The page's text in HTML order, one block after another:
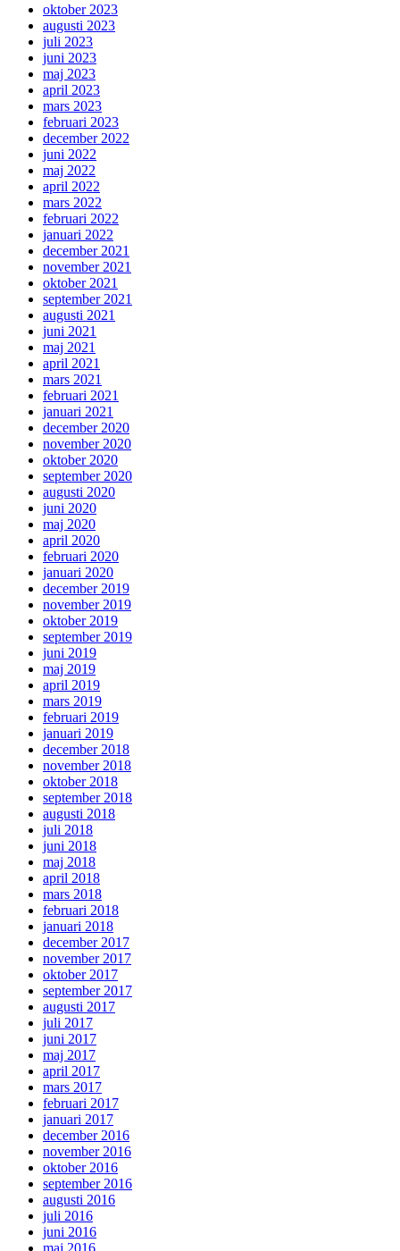
oktober 2023
augusti 2023
juli 2023
juni 2023
maj 2023
april 2023
mars 2023
februari 2023
december 2022
juni 2022
maj 2022
april 2022
mars 2022
februari 2022
januari 2022
december 2021
november 2021
oktober 2021
september 2021
augusti 2021
juni 2021
maj 2021
april 2021
mars 2021
februari 2021
januari 2021
december 2020
november 2020
oktober 2020
september 2020
augusti 2020
juni 2020
maj 2020
april 2020
februari 2020
januari 2020
december 2019
november 2019
oktober 2019
september 2019
juni 2019
maj 2019
april 2019
mars 2019
februari 2019
januari 2019
december 2018
november 2018
oktober 2018
september 2018
augusti 2018
juli 2018
juni 2018
maj 2018
april 2018
mars 2018
februari 2018
januari 2018
december 2017
november 2017
oktober 2017
september 2017
augusti 2017
juli 2017
juni 2017
maj 2017
april 2017
mars 2017
februari 2017
januari 2017
december 2016
november 2016
oktober 2016
september 2016
augusti 2016
juli 2016
juni 2016
maj 2016